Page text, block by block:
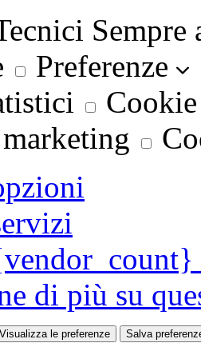
Preferenze
di più su
Visualizza le preferenze Salva